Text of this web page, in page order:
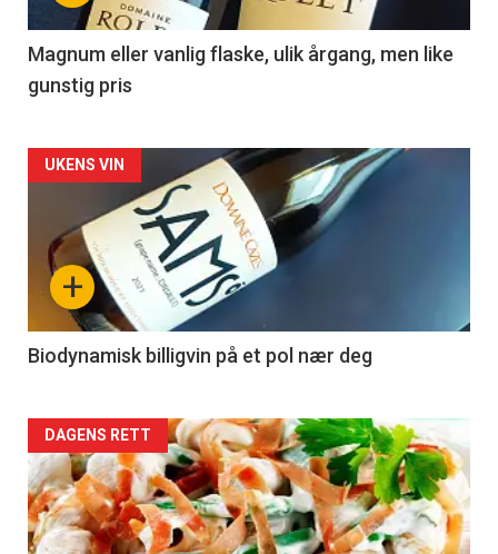
3
Magnum eller vanlig flaske, ulik årgang, men like
gunstig pris
Forsiden
akkurat
nå
4
+
UKENS VIN
Biodynamisk billigvin på et pol nær deg
Forsiden
akkurat
nå
DAGENS RETT